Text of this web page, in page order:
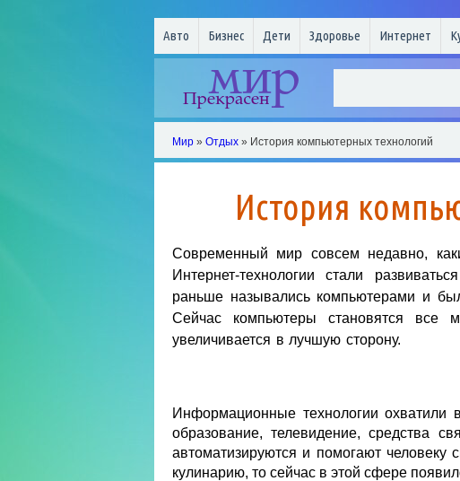
Авто Бизнес Дети Здоровье Интернет
Мир » Отдых » История компьютерных технологий
История
Современный мир совсем недавно,
Интернет-технологии стали
раньше назывались компьютерами и
Сейчас компьютеры становятся все
увеличивается в лучшую сторону.
Информационные технологии охватили
образование, телевидение, средства
автоматизируются и помогают человеку
кулинарию, то сейчас в этой сфере